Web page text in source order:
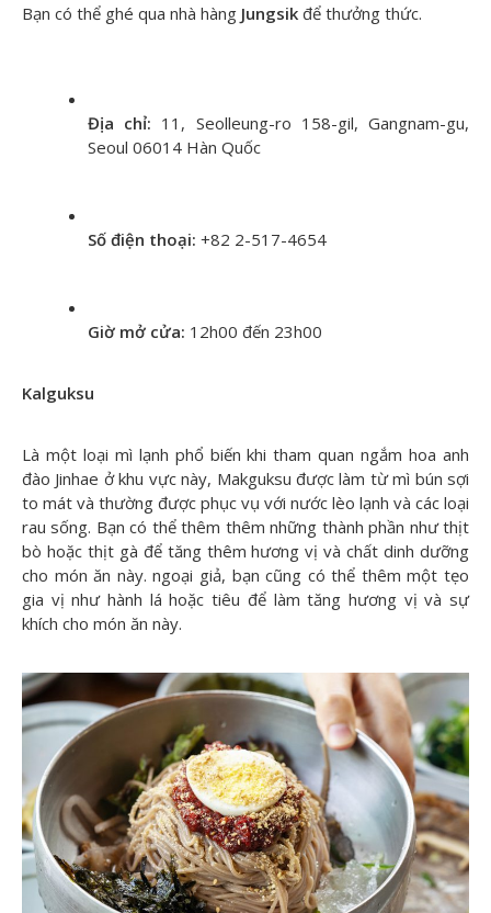
Bạn có thể ghé qua nhà hàng Jungsik để thưởng thức.
Địa chỉ: 11, Seolleung-ro 158-gil, Gangnam-gu,
Seoul 06014 Hàn Quốc
Số điện thoại: +82 2-517-4654
Giờ mở cửa: 12h00 đến 23h00
Kalguksu
Là một loại mì lạnh phổ biến khi tham quan ngắm hoa anh
đào Jinhae ở khu vực này, Makguksu được làm từ mì bún sợi
to mát và thường được phục vụ với nước lèo lạnh và các loại
rau sống. Bạn có thể thêm thêm những thành phần như thịt
bò hoặc thịt gà để tăng thêm hương vị và chất dinh dưỡng
cho món ăn này. ngoại giả, bạn cũng có thể thêm một tẹo
gia vị như hành lá hoặc tiêu để làm tăng hương vị và sự
khích cho món ăn này.